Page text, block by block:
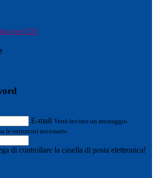
con CIE
E-mail Verrà inviato un messaggio
le istruzioni necessarie.
di controllare la casella di posta elettronica!